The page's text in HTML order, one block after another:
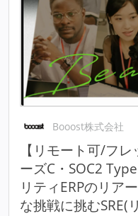
Booost株式会社
【リモート可/フ
ーズC・SOC2
リティERPのリア
な挑戦に挑むSRE(